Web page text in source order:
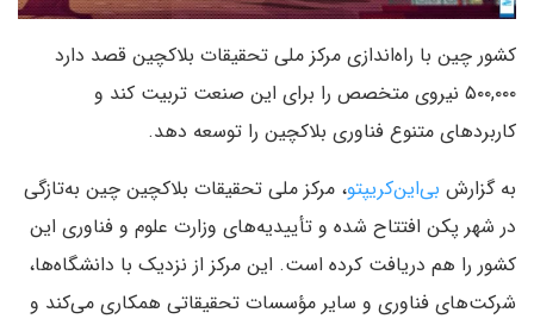
کشور چین با راه‌اندازی مرکز ملی تحقیقات بلاکچین قصد دارد
۵۰۰,۰۰۰ نیروی متخصص را برای این صنعت تربیت کند و
کاربردهای متنوع فناوری بلاکچین را توسعه دهد.
به گزارش بی‌این‌کریپتو، مرکز ملی تحقیقات بلاکچین چین به‌تازگی
در شهر پکن افتتاح شده و تأییدیه‌های وزارت علوم و فناوری این
کشور را هم دریافت کرده است. این مرکز از نزدیک با دانشگاه‌ها،
شرکت‌های فناوری و سایر مؤسسات تحقیقاتی همکاری می‌کند و